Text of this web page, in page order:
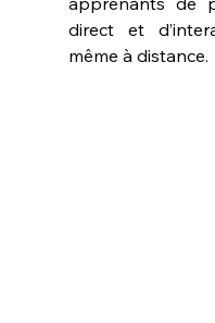
direct et
même à distance.